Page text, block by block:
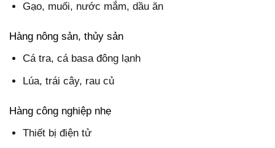
Gạo, muối, nước mắm, dầu ăn
Hàng nông sản, thủy sản
Cá tra, cá basa đông lạnh
Lúa, trái cây, rau củ
Hàng công nghiệp nhẹ
Thiết bị điện tử